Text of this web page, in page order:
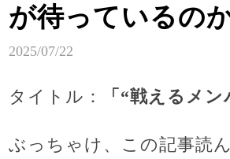
が待っているの
2025/07/22
タイトル： 「“戦えるメ
ぶっちゃけ、この記事読